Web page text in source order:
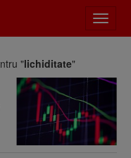
meniu
"lichiditate"